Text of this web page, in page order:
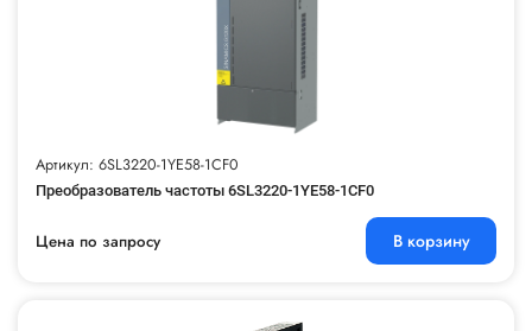
Артикул: 6SL3220-1YE58-1CF0
Преобразователь частоты 6SL3220-1YE58-1CF0
Цена по запросу В корзину